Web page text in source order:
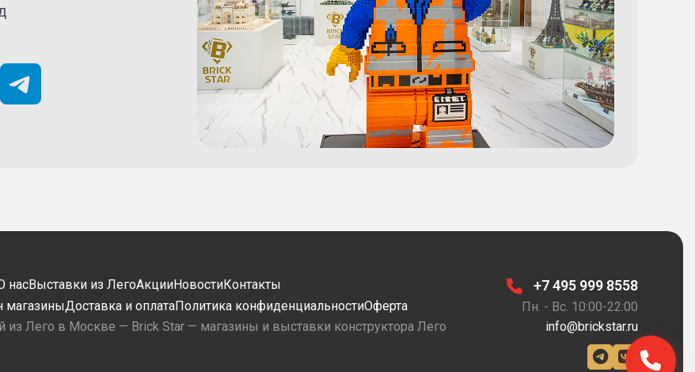
насВыставки из ЛегоАкцииНовостиКонтакты
магазиныДоставка и оплатаПолитика конфиденциальностиОферта
из Лего в Москве — Brick Star — магазины и выставки конструктора Лего
+7 495 999 8558
Пн. - Вс. 10:00-22:00
info@brickstar.ru